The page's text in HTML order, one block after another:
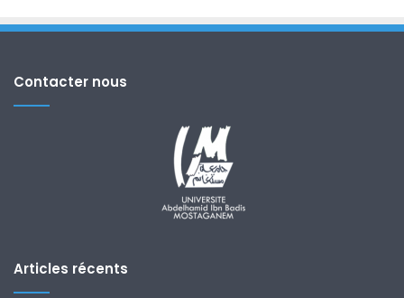
Contacter nous
Articles récents